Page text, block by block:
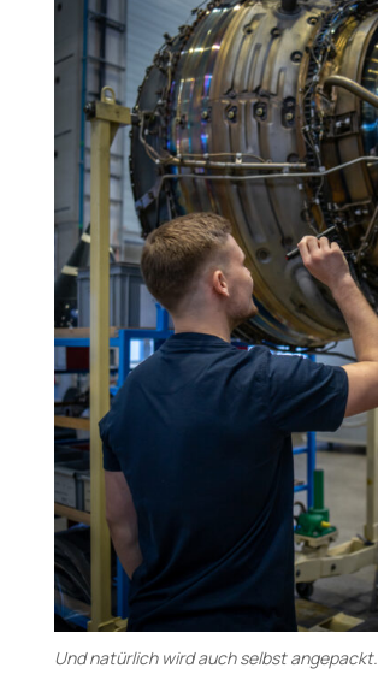
Und natürlich wird auch selbst angepackt.